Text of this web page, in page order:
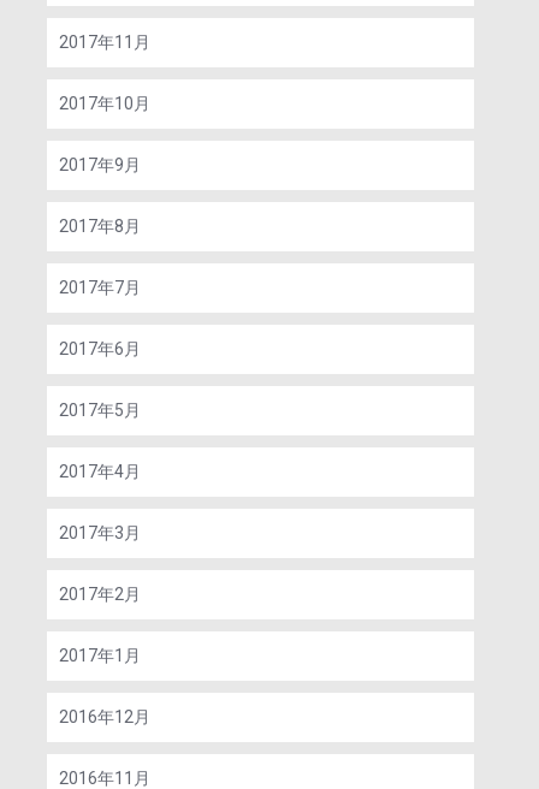
2017年11月
2017年10月
2017年9月
2017年8月
2017年7月
2017年6月
2017年5月
2017年4月
2017年3月
2017年2月
2017年1月
2016年12月
2016年11月